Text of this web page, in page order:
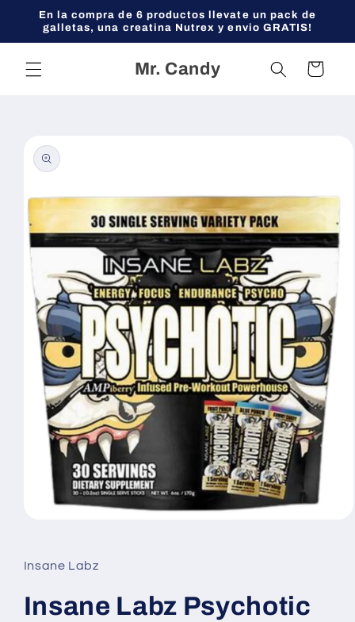
directamente
al contenido
En la compra de 6 productos llevate un pack de
galletas, una creatina Nutrex y envio GRATIS!
Mr. Candy Carrito
información
1
en
ventana
modal
Insane Labz
Insane Labz Psychotic